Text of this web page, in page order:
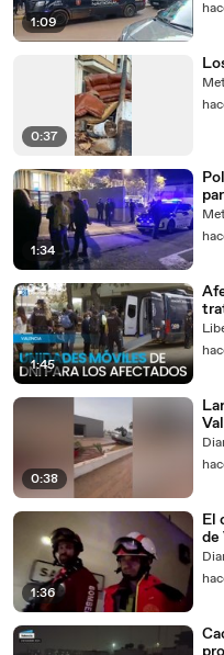
1:09
0:37
1:34
1:45
0:38
de
1:36
El
de